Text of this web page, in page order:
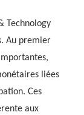
Technology
Au premier
liées
Ces
aux